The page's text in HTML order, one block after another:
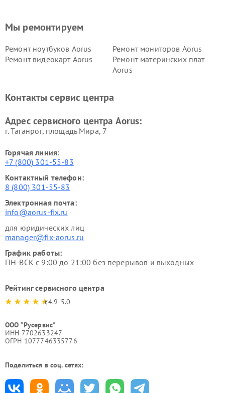
Мы ремонтируем
Ремонт ноутбуков Aorus
Ремонт мониторов Aorus
Ремонт видеокарт Aorus
Ремонт материнских плат
Aorus
Контакты сервис центра
Адрес сервисного центра Aorus:
г. Таганрог, площадь Мира, 7
Горячая линия:
+7 (800) 301-55-83
Контактный телефон:
8 (800) 301-55-83
Электронная почта:
info@aorus-fix.ru
для юридических лиц
manager@fix-aorus.ru
График работы:
ПН-ВСК с 9:00 до 21:00 без перерывов и выходных
Рейтинг сервисного центра
4.9-5.0
ООО "Русервис"
ИНН 7702633247
ОГРН 1077746335776
Поделиться в соц. сетях: